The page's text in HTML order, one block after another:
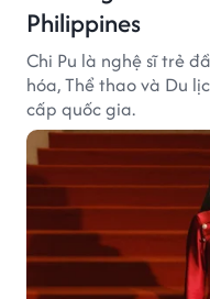
Philippines
Chi Pu là nghệ sĩ trẻ
hóa, Thể thao và Du
cấp quốc gia.